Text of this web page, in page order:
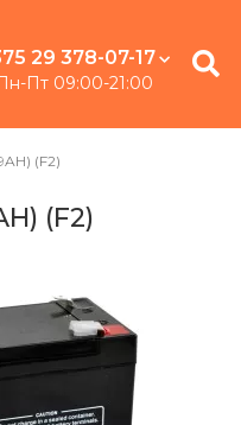
29 378-07-17
Пт 09:00-21:00
(F2)
(F2)